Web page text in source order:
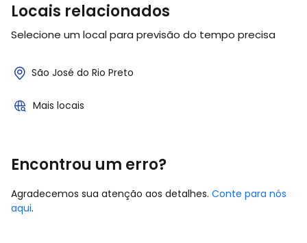
Locais relacionados
Selecione um local para previsão do tempo precisa
São José do Rio Preto
Mais locais
Encontrou um erro?
Agradecemos sua atenção aos detalhes. Conte para nós
aqui.